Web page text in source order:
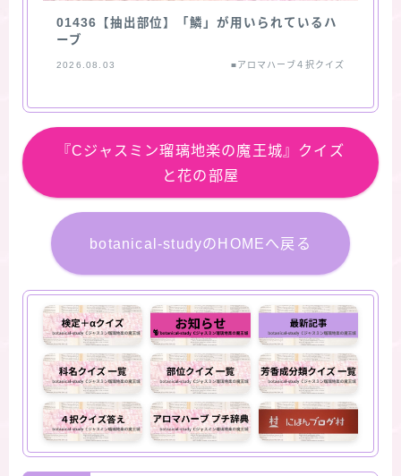
01436【抽出部位】「鱗」が用いられているハ
ーブ
2026.08.03 ■アロマハーブ４択クイズ
『Cジャスミン瑠璃地楽の魔王城』クイズ
と花の部屋
botanical-studyのHOMEへ戻る